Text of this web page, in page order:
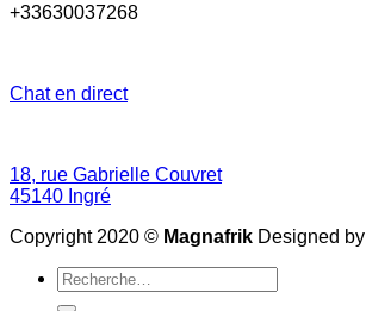
+33630037268
Chat en direct
18, rue Gabrielle Couvret
45140 Ingré
Copyright 2020 © Magnafrik Designed by
Recherche
pour :